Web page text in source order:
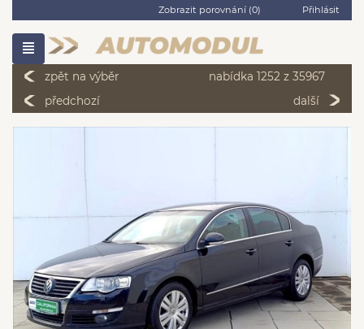
Zobrazit porovnání (0) Přihlásit
zpět na výběr
nabídka 1252 z 35967
předchozí
další